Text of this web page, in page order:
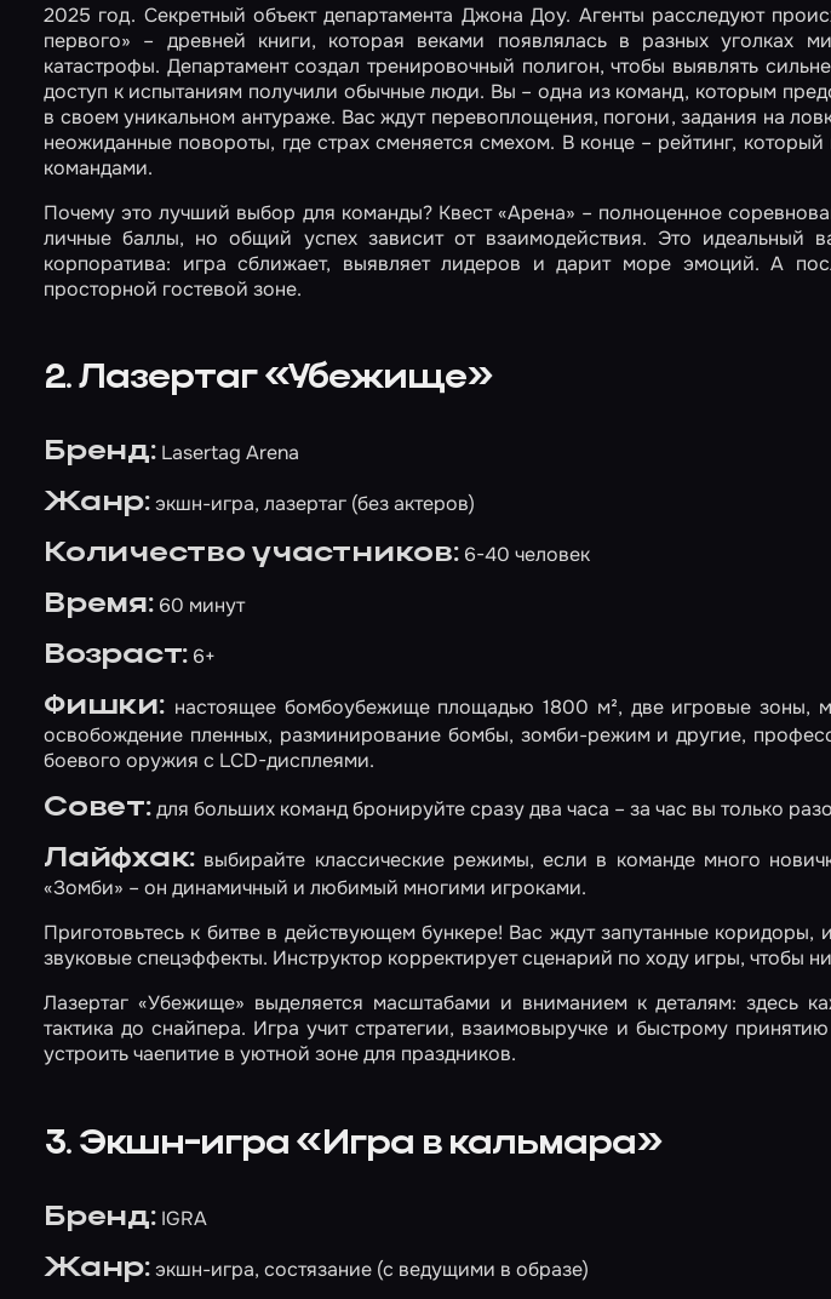
2025 год. Секретный объект департамента Джона Доу. Агенты расследуют
первого» – древней книги, которая веками появлялась в разных уголках
катастрофы. Департамент создал тренировочный полигон, чтобы выявлять
доступ к испытаниям получили обычные люди. Вы – одна из команд, которым
в своем уникальном антураже. Вас ждут перевоплощения, погони, задания на
неожиданные повороты, где страх сменяется смехом. В конце – рейтинг,
командами.
Почему это лучший выбор для команды? Квест «Арена» – полноценное
личные баллы, но общий успех зависит от взаимодействия. Это идеальный
корпоратива: игра сближает, выявляет лидеров и дарит море эмоций. А
просторной гостевой зоне.
2. Лазертаг «Убежище»
Бренд:Lasertag Arena
Жанр:экшн-игра, лазертаг (без актеров)
Количество участников:6-40 человек
Время:60 минут
Возраст: 6+
Фишки: настоящее бомбоубежище площадью 1800 м², две игровые зоны,
освобождение пленных, разминирование бомбы, зомби-режим и другие,
боевого оружия с LCD-дисплеями.
Совет:для больших команд бронируйте сразу два часа – за час вы только
Лайфхак: выбирайте классические режимы, если в команде много
«Зомби» – он динамичный и любимый многими игроками.
Приготовьтесь к битве в действующем бункере! Вас ждут запутанные коридоры,
звуковые спецэффекты. Инструктор корректирует сценарий по ходу игры, чтобы
Лазертаг «Убежище» выделяется масштабами и вниманием к деталям: здесь
тактика до снайпера. Игра учит стратегии, взаимовыручке и быстрому
устроить чаепитие в уютной зоне для праздников.
3. Экшн-игра «Игра в кальмара»
Бренд:IGRA
Жанр:экшн-игра, состязание (с ведущими в образе)